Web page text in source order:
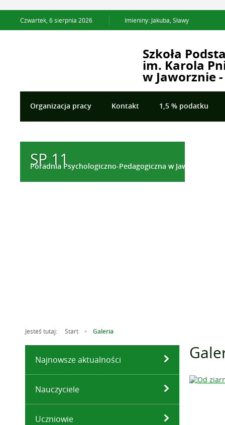
Czwartek, 6sierpnia 2026 Imieniny: Jakuba, Sławy
Szkoła
im. Karola
w Jaworznie
Organizacja pracy Kontakt 1,5 % podatku
Poradnia Psychologiczno-Pedagogiczna w Jaworznie
SP 11
Edukacja Przyszłości
Jesteś tutaj: Start > Galeria
Najnowsze aktualności
Nauczyciele
Uczniowie